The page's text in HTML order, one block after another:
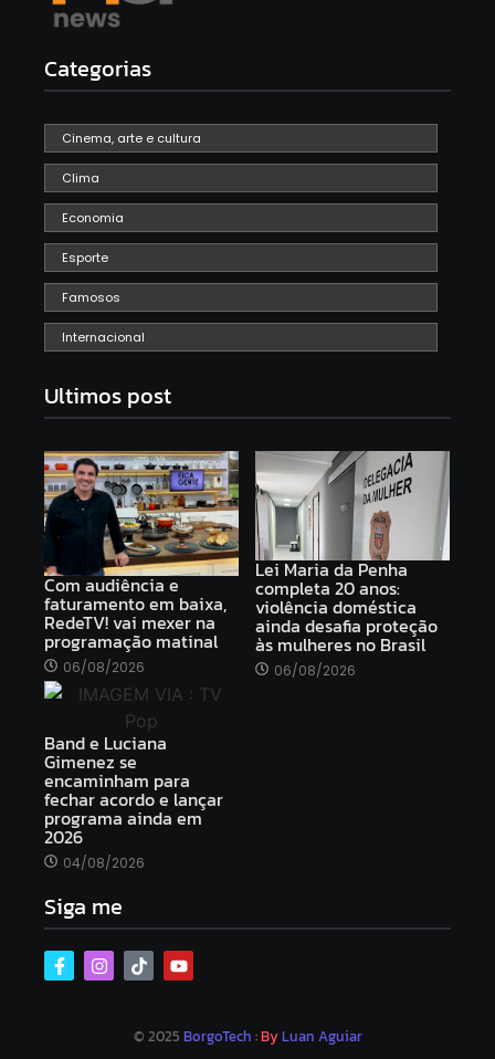
Categorias
Cinema, arte e cultura
Clima
Economia
Esporte
Famosos
Internacional
Ultimos post
Com audiência e
faturamento em baixa,
RedeTV! vai mexer na
programação matinal
06/08/2026
Lei Maria da Penha
completa 20 anos:
violência doméstica
ainda desafia proteção
às mulheres no Brasil
06/08/2026
Band e Luciana
Gimenez se
encaminham para
fechar acordo e lançar
programa ainda em
2026
04/08/2026
Siga me
© 2025 BorgoTech : ByLuan Aguiar